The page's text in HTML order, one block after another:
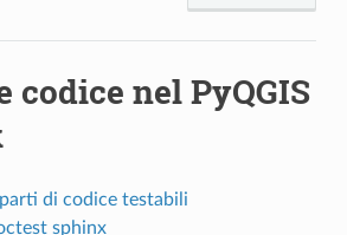
codice nel PyQGIS
di codice testabili
sphinx